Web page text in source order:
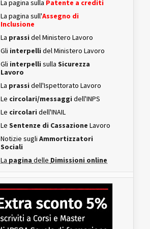
La pagina sulla Patente a crediti
La pagina sull'Assegno di
Inclusione
La prassi del Ministero Lavoro
Gli interpelli del Ministero Lavoro
Gli interpelli sulla Sicurezza
Lavoro
La prassi dell'Ispettorato Lavoro
Le circolari/messaggi dell'INPS
Le circolari dell'INAIL
Le Sentenze di Cassazione Lavoro
Notizie sugli Ammortizzatori
Sociali
La pagina delle Dimissioni online